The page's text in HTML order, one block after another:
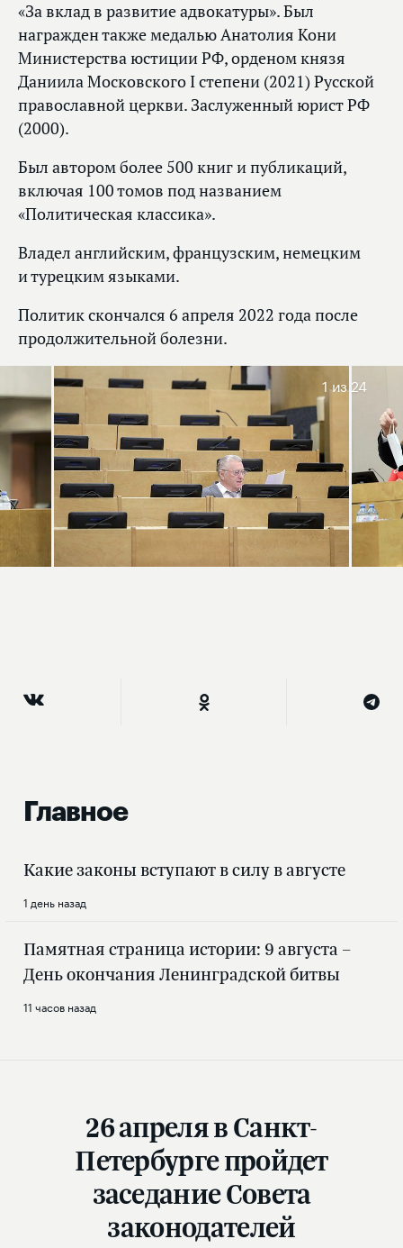
«За вклад в развитие адвокатуры». Был
награжден также медалью Анатолия Кони
Министерства юстиции РФ, орденом князя
Даниила Московского I степени (2021) Русской
православной церкви. Заслуженный юрист РФ
(2000).
Был автором более 500 книг и публикаций,
включая 100 томов под названием
«Политическая классика».
Владел английским, французским, немецким
и турецким языками.
Политик скончался 6 апреля 2022 года после
продолжительной болезни.
1из 24
Главное
Какие законы вступают в силу в августе
1 день назад
Памятная страница истории: 9 августа –
День окончания Ленинградской битвы
11 часов назад
26 апреля в Санкт-
Петербурге пройдет
заседание Совета
законодателей